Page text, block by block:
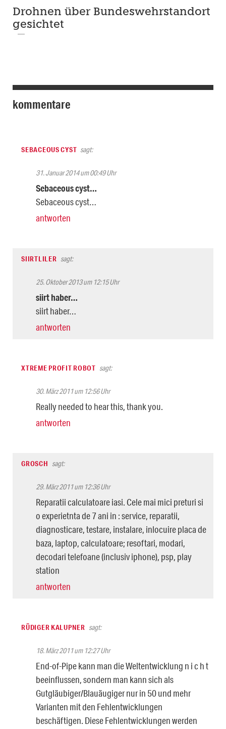
Drohnen über Bundeswehrstandort
gesichtet
kommentare
SEBACEOUS CYST sagt:
31. Januar 2014 um 00:49 Uhr
Sebaceous cyst…
Sebaceous cyst…
antworten
SIIRTLILER sagt:
25. Oktober 2013 um 12:15 Uhr
siirt haber…
siirt haber…
antworten
XTREME PROFIT ROBOT sagt:
30. März 2011 um 12:56 Uhr
Really needed to hear this, thank you.
antworten
GROSCH sagt:
29. März 2011 um 12:36 Uhr
Reparatii calculatoare iasi. Cele mai mici preturi si
o experietnta de 7 ani in : service, reparatii,
diagnosticare, testare, instalare, inlocuire placa de
baza, laptop, calculatoare; resoftari, modari,
decodari telefoane (inclusiv iphone), psp, play
station
antworten
RÜDIGER KALUPNER sagt:
18. März 2011 um 12:27 Uhr
End-of-Pipe kann man die Weltentwicklung n i c h t
beeinflussen, sondern man kann sich als
Gutgläubiger/Blauäugiger nur in 50 und mehr
Varianten mit den Fehlentwicklungen
beschäftigen. Diese Fehlentwicklungen werden